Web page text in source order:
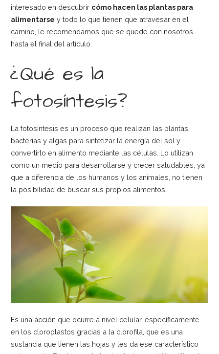
interesado en descubrir cómo hacen las plantas para
alimentarse y todo lo que tienen que atravesar en el
camino, le recomendamos que se quede con nosotros
hasta el final del artículo.
¿Qué es la
fotosíntesis?
La fotosíntesis es un proceso que realizan las plantas,
bacterias y algas para sintetizar la energía del sol y
convertirlo en alimento mediante las células. Lo utilizan
como un medio para desarrollarse y crecer saludables, ya
que a diferencia de los humanos y los animales, no tienen
la posibilidad de buscar sus propios alimentos.
Es una acción que ocurre a nivel celular, específicamente
en los cloroplastos gracias a la clorofila, que es una
sustancia que tienen las hojas y les da ese característico